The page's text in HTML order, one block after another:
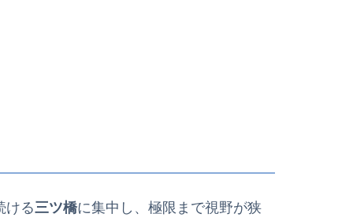
ける三ツ橋に集中し、極限まで視野が狭